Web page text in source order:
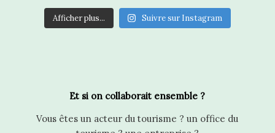
Afficher plus... Suivre sur Instagram
Et si on collaborait ensemble ?
Vous êtes un acteur du tourisme ? un office du